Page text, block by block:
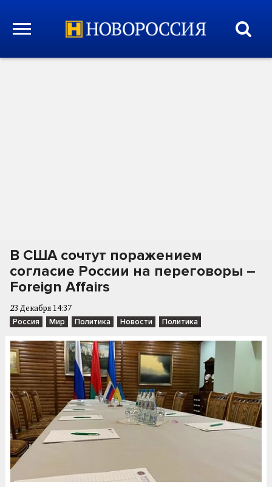
В США сочтут поражением
согласие России на переговоры –
Foreign Affairs
23 Декабря 14:37
Россия Мир Политика Новости Политика